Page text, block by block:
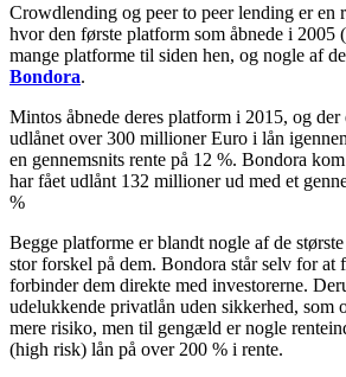
Crowdlending og peer to peer lending er en
hvor den første platform som åbnede i 2005
mange platforme til siden hen, og nogle af
Bondora.
Mintos åbnede deres platform i 2015, og der
udlånet over 300 millioner Euro i lån
en gennemsnits rente på 12 %. Bondora
har fået udlånt 132 millioner ud med et
%
Begge platforme er blandt nogle af de
stor forskel på dem. Bondora står selv for at
forbinder dem direkte med investorerne.
udelukkende privatlån uden sikkerhed, som
mere risiko, men til gengæld er nogle
(high risk) lån på over 200 % i rente.